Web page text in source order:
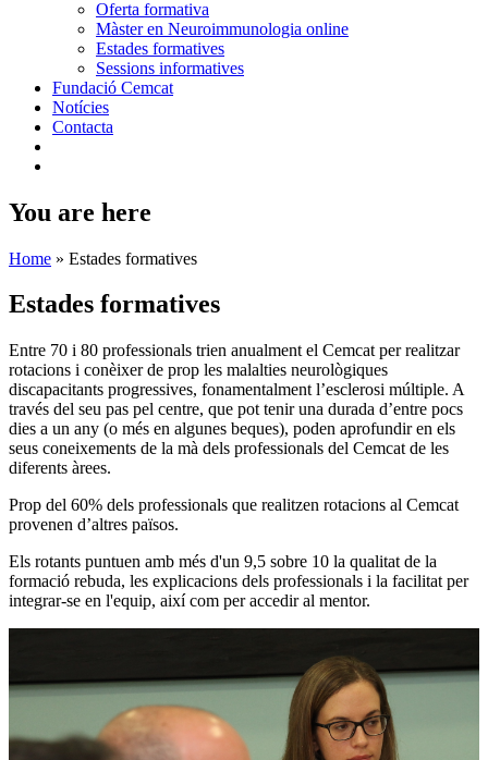
Oferta formativa
Màster en Neuroimmunologia online
Estades formatives
Sessions informatives
Fundació Cemcat
Notícies
Contacta
You are here
Home » Estades formatives
Estades formatives
Entre 70 i 80 professionals trien anualment el Cemcat per realitzar
rotacions i conèixer de prop les malalties neurològiques
discapacitants progressives, fonamentalment l’esclerosi múltiple. A
través del seu pas pel centre, que pot tenir una durada d’entre pocs
dies a un any (o més en algunes beques), poden aprofundir en els
seus coneixements de la mà dels professionals del Cemcat de les
diferents àrees.
Prop del 60% dels professionals que realitzen rotacions al Cemcat
provenen d’altres països.
Els rotants puntuen amb més d'un 9,5 sobre 10 la qualitat de la
formació rebuda, les explicacions dels professionals i la facilitat per
integrar-se en l'equip, així com per accedir al mentor.